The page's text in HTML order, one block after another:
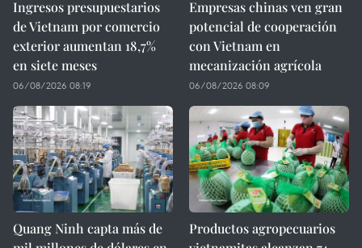
Ingresos presupuestarios
de Vietnam por comercio
exterior aumentan 18,7%
en siete meses
06/08/2026 08:19
Empresas chinas ven gran
potencial de cooperación
con Vietnam en
mecanización agrícola
06/08/2026 08:09
Quang Ninh capta más de
Productos agropecuarios